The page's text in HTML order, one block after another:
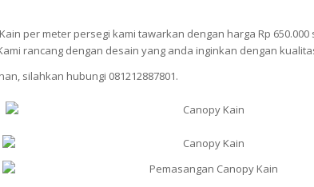
per meter persegi kami tawarkan dengan harga Rp
rancang dengan desain yang anda inginkan dengan
silahkan hubungi 081212887801.